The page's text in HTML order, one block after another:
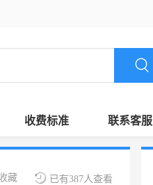
收费标准 联系客服
已有387人查看
藏